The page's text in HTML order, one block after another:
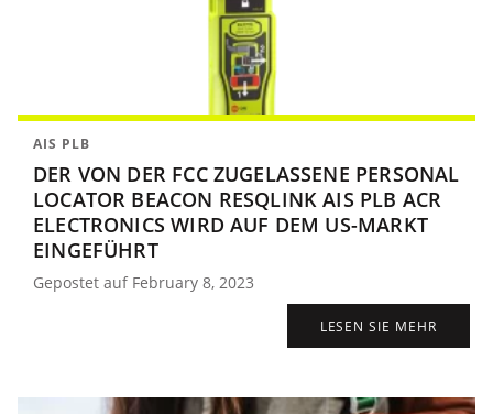
AIS PLB
DER VON DER FCC ZUGELASSENE PERSONAL
LOCATOR BEACON RESQLINK AIS PLB ACR
ELECTRONICS WIRD AUF DEM US-MARKT
EINGEFÜHRT
Gepostet auf February 8, 2023
LESEN SIE MEHR